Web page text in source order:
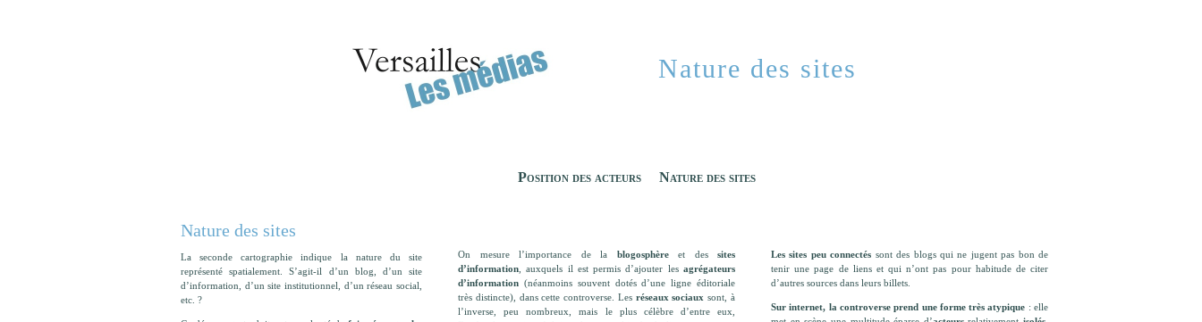
Nature des sites
Position des acteurs Nature des sites
Nature des sites
La seconde cartographie indique la nature du site
représenté spatialement. S’agit-il d’un blog, d’un site
d’information, d’un site institutionnel, d’un réseau social,
etc. ?
Les sites peu connectés sont des blogs qui ne jugent pas bon de
tenir une page de liens et qui n’ont pas pour habitude de citer
d’autres sources dans leurs billets.
Sur internet, la controverse prend une forme très atypique : elle
On mesure l’importance de la blogosphèreet dessites
d’information , auxquels il est permis d’ajouter les agrégateurs
d’information (néanmoins souvent dotés d’une ligne éditoriale
très distincte), dans cette controverse. Les réseaux sociauxsont, à
l’inverse, peu nombreux, mais le plus célèbre d’entre eux,